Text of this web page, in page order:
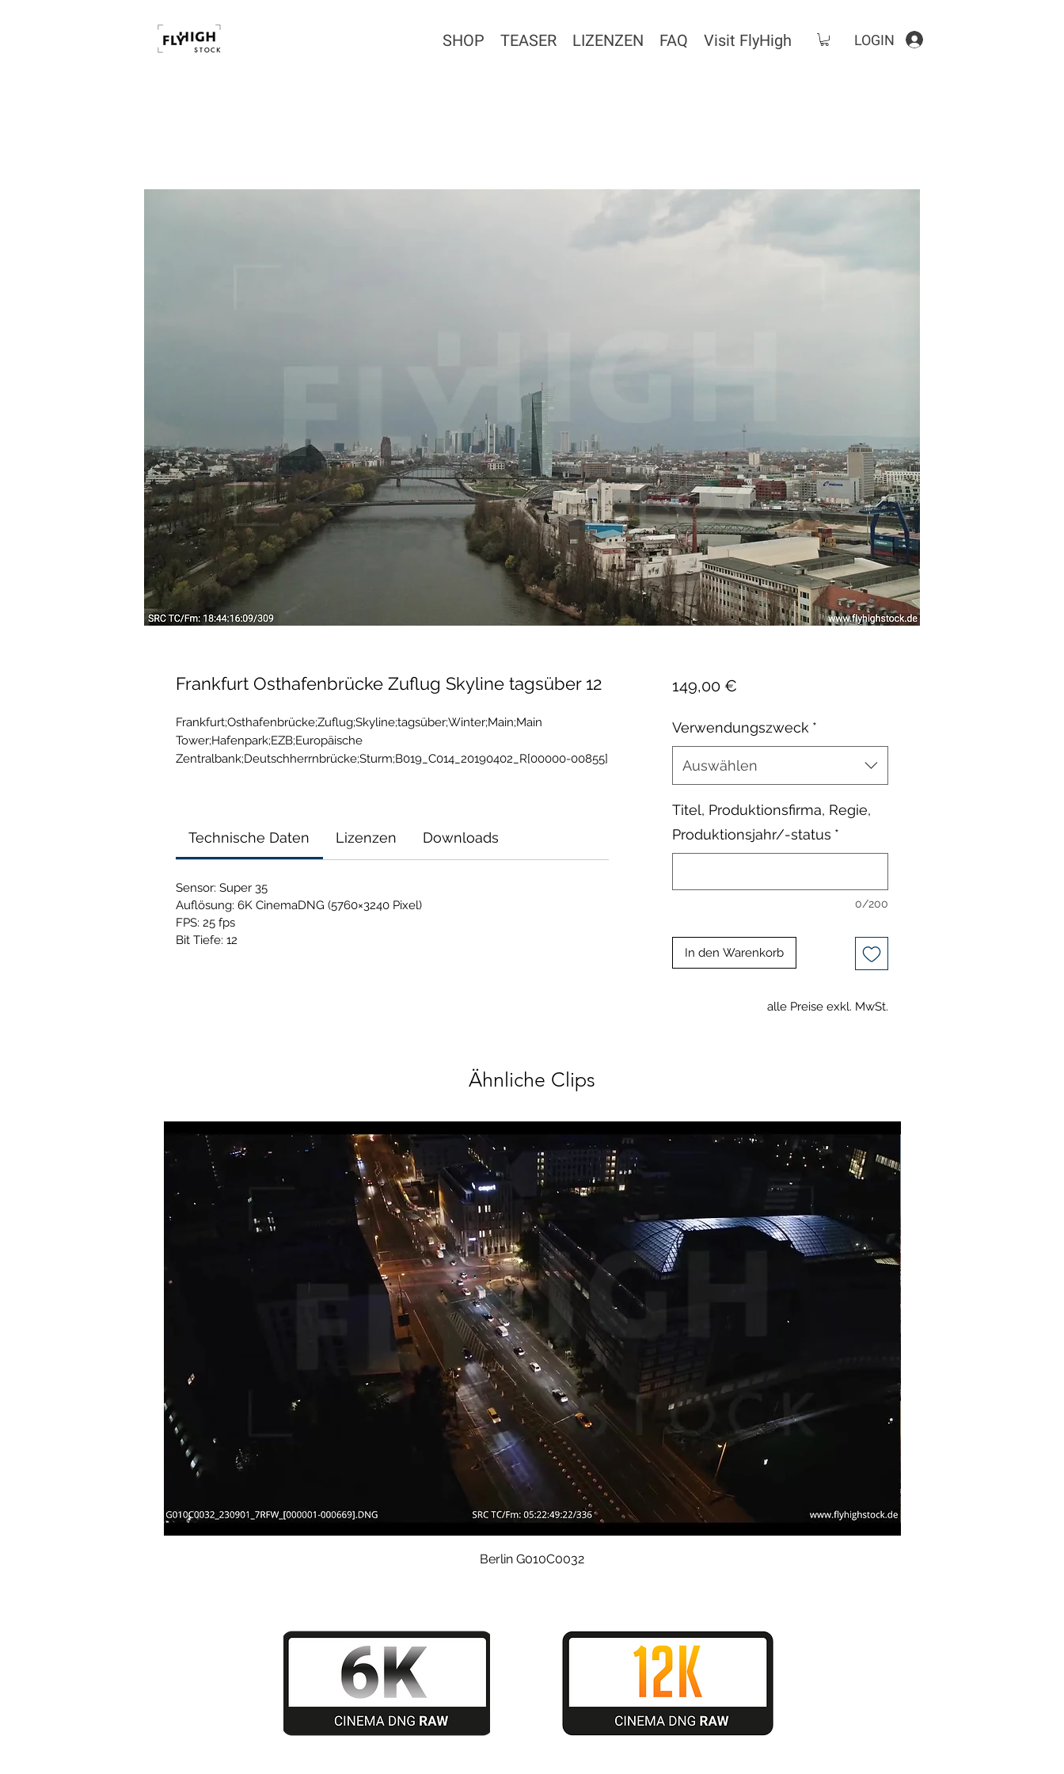
SHOP TEASER LIZENZEN FAQ Visit FlyHigh LOGIN
Frankfurt Osthafenbrücke Zuflug Skyline tagsüber 12
Frankfurt;Osthafenbrücke;Zuflug;Skyline;tagsüber;Winter;Main;Main
Tower;Hafenpark;EZB;Europäische
Zentralbank;Deutschherrnbrücke;Sturm;B019_C014_20190402_R[00000-00855]
Technische Daten Lizenzen Downloads
Sensor: Super 35
Auflösung: 6K CinemaDNG (5760×3240 Pixel)
FPS: 25 fps
Bit Tiefe: 12
149,00 €Preis
Verwendungszweck *
Auswählen
Titel, Produktionsfirma, Regie,
Produktionsjahr/-status *
0/200
In den Warenkorb
alle Preise exkl. MwSt.
Ähnliche Clips
Schnellansicht
Berlin G010C0032